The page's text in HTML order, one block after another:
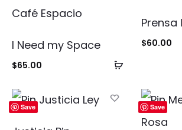
Añadir
carrito
I Need my Space
$65.00
Prensa
$60.00
Save Save